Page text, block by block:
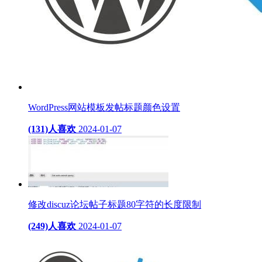
WordPress网站模板发帖标题颜色设置
(131)人喜欢 2024-01-07
修改discuz论坛帖子标题80字符的长度限制
(249)人喜欢 2024-01-07